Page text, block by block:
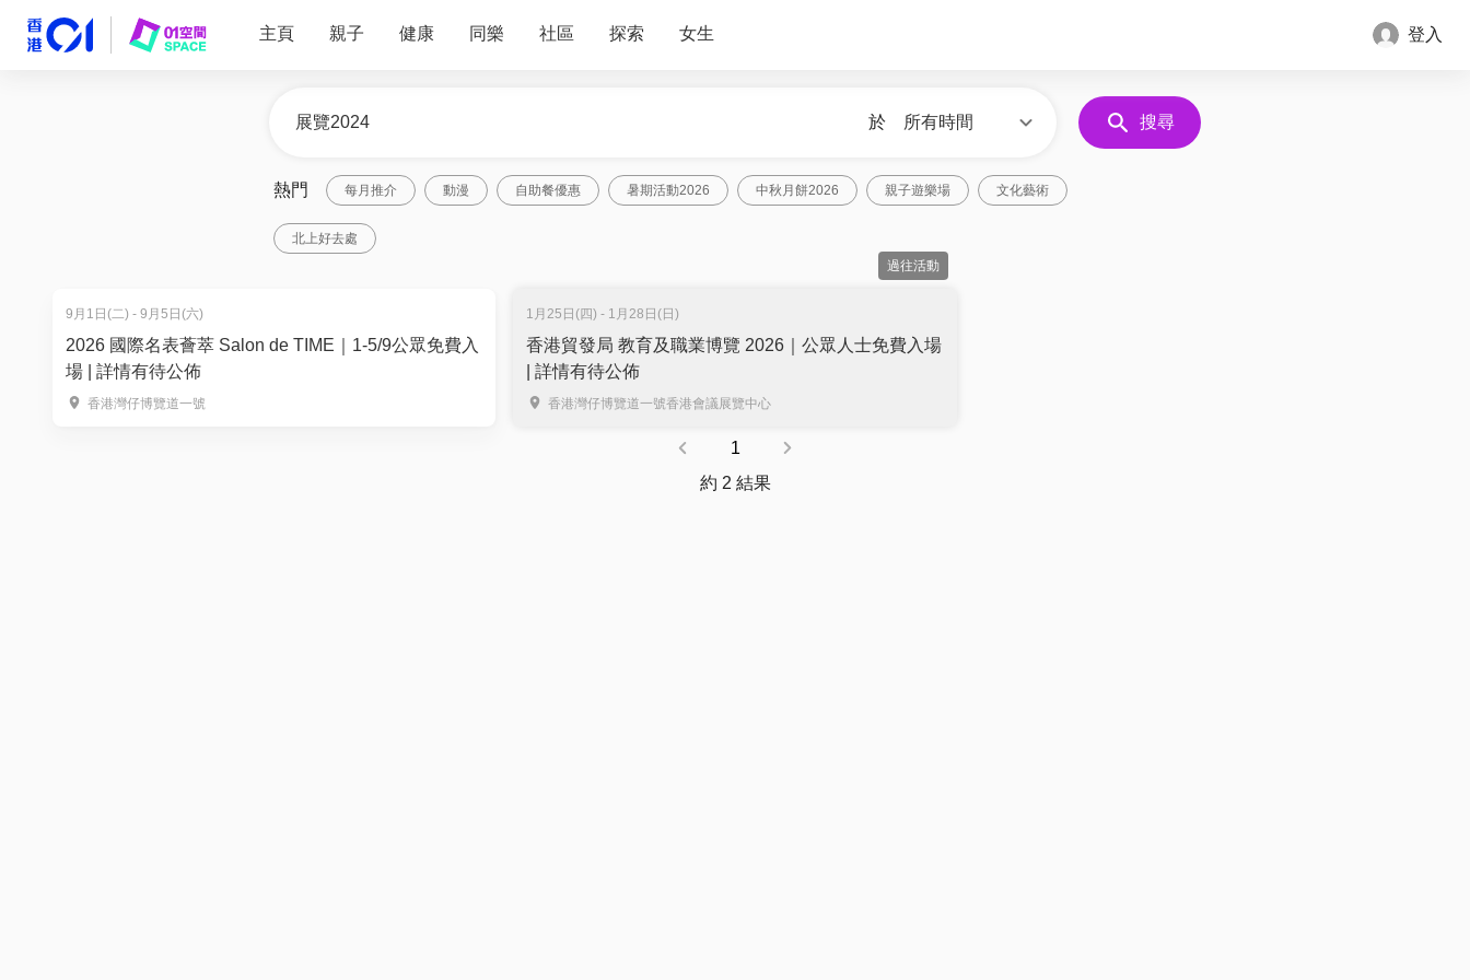
登入
主頁 親子 健康 同樂 社區 探索 女生
於 所有時間 搜尋
熱門 每月推介 動漫 自助餐優惠 暑期活動2026 中秋月餅2026 親子遊樂場 文化藝術
北上好去處
9月1日(二) - 9月5日(六)
2026 國際名表薈萃 Salon de TIME｜1-5/9公眾免費入
場 | 詳情有待公佈
香港灣仔博覽道一號
過往活動
1月25日(四) - 1月28日(日)
香港貿發局 教育及職業博覽 2026｜公眾人士免費入場
| 詳情有待公佈
香港灣仔博覽道一號香港會議展覽中心
1
約 2 結果